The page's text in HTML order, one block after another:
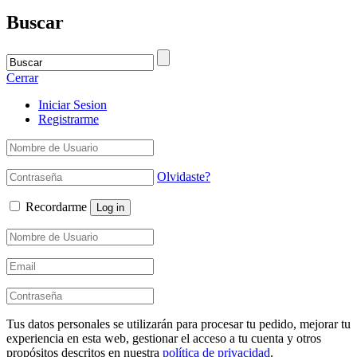
Buscar
Cerrar
Iniciar Sesion
Registrarme
Olvidaste?
Recordarme Log in
Tus datos personales se utilizarán para procesar tu pedido, mejorar tu
experiencia en esta web, gestionar el acceso a tu cuenta y otros
propósitos descritos en nuestra política de privacidad.